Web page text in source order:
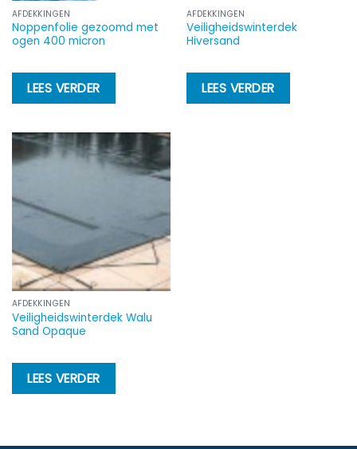
productpagina
AFDEKKINGEN
Noppenfolie gezoomd met
ogen 400 micron
LEES VERDER
AFDEKKINGEN
Veiligheidswinterdek
Hiversand
LEES VERDER
AFDEKKINGEN
Veiligheidswinterdek Walu
Sand Opaque
LEES VERDER